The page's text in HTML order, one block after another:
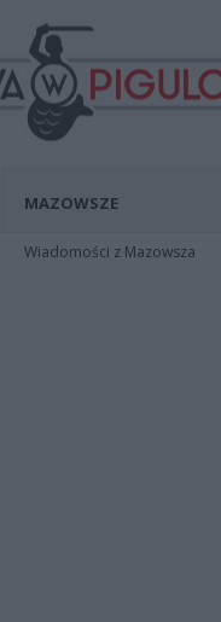
MAZOWSZE
Wiadomości z Mazowsza